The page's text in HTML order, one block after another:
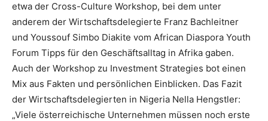
etwa der Cross-Culture Workshop, bei dem unter
anderem der Wirtschaftsdelegierte Franz Bachleitner
und Youssouf Simbo Diakite vom African Diaspora Youth
Forum Tipps für den Geschäftsalltag in Afrika gaben.
Auch der Workshop zu Investment Strategies bot einen
Mix aus Fakten und persönlichen Einblicken. Das Fazit
der Wirtschaftsdelegierten in Nigeria Nella Hengstler:
„Viele österreichische Unternehmen müssen noch erste